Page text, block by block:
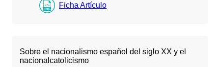
Ficha Artículo
Sobre el nacionalismo español del siglo XX y el
nacionalcatolicismo